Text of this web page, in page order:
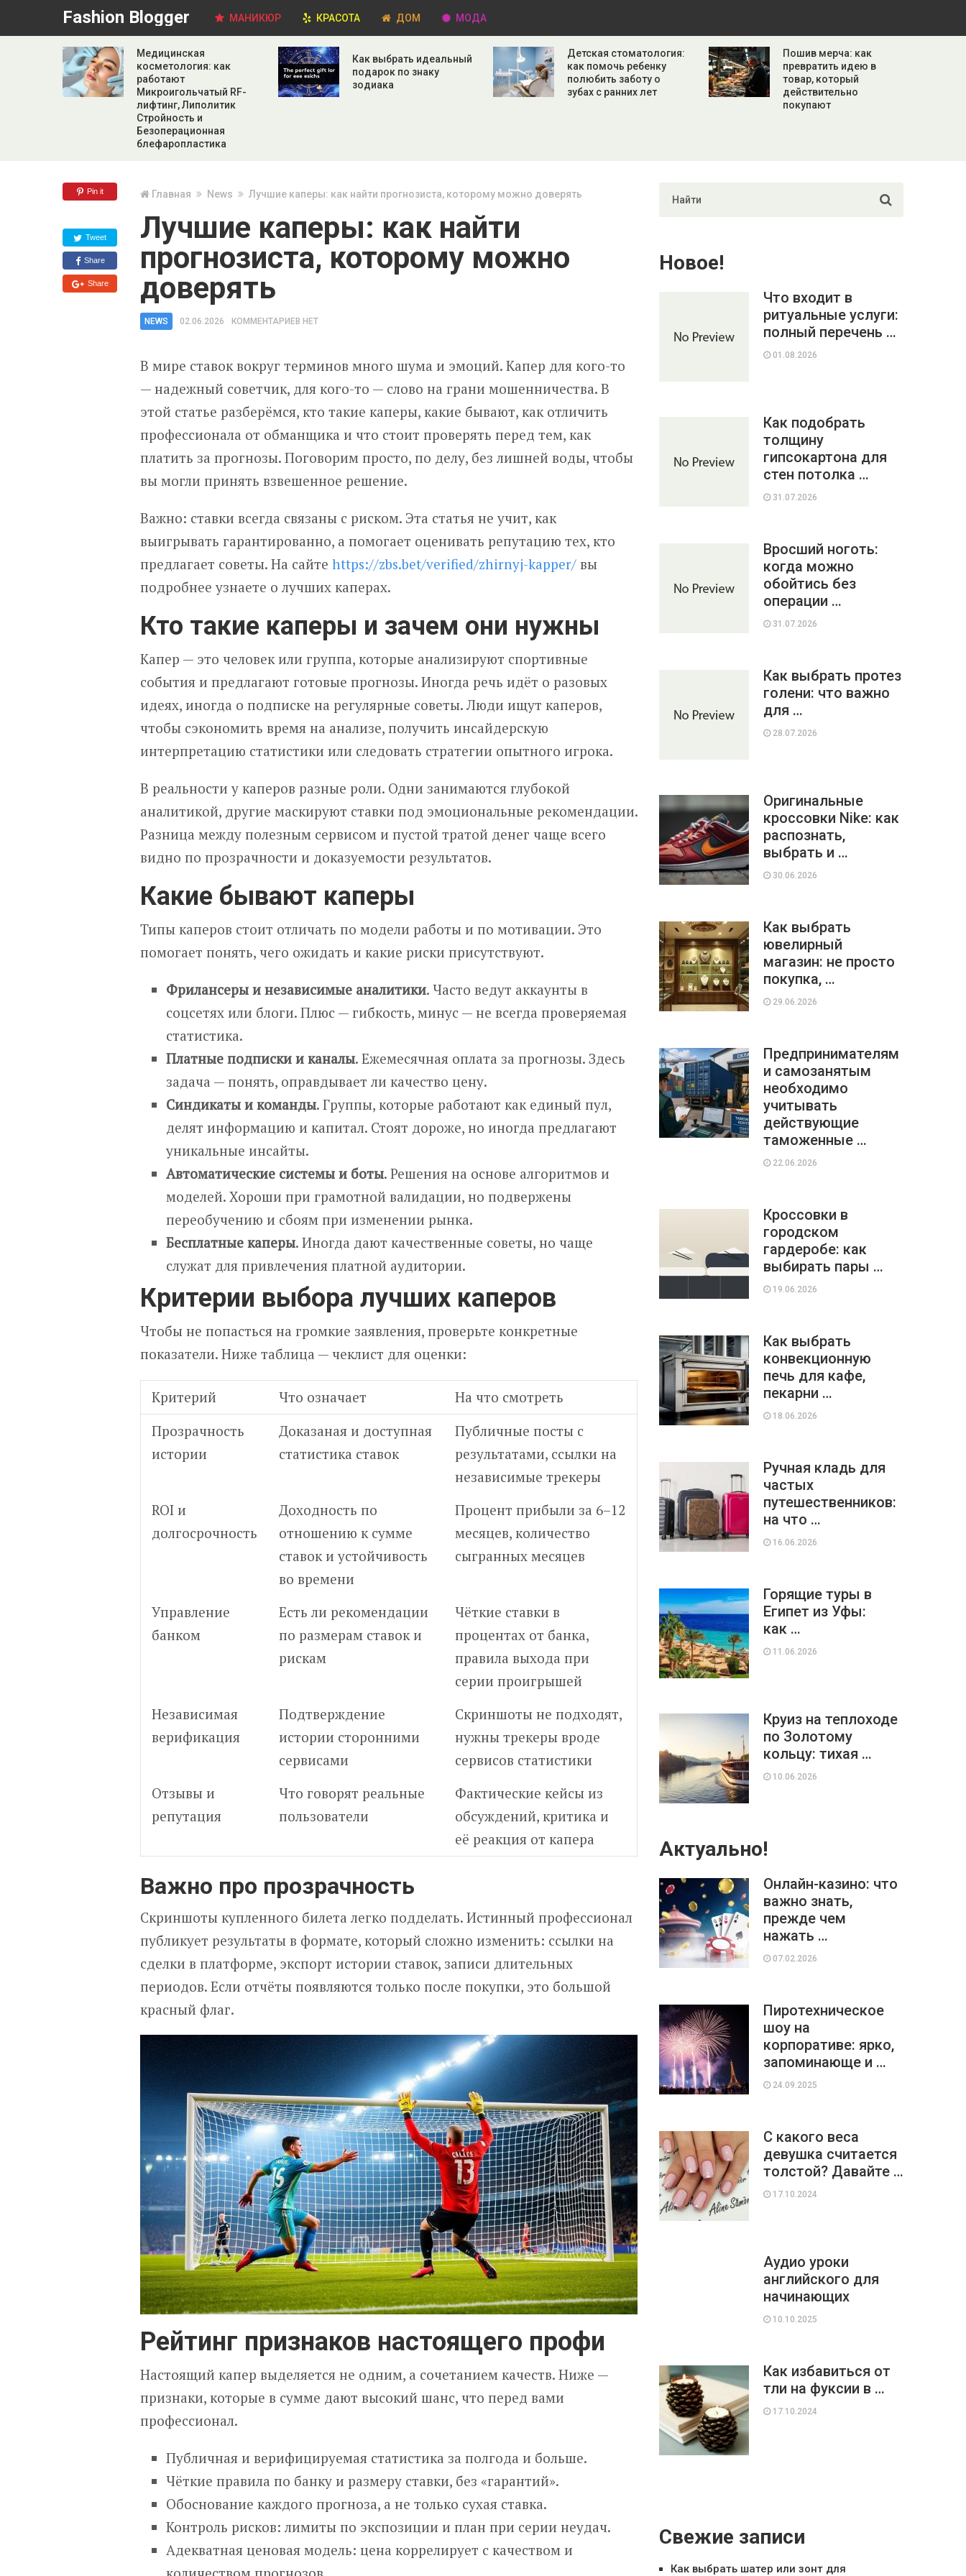
Fashion Blogger МАНИКЮР КРАСОТА ДОМ МОДА
Медицинская
косметология: как
работают
Микроигольчатый RF-
лифтинг, Липолитик
Стройность и
Безоперационная
блефаропластика
Как выбрать идеальный
подарок по знаку
зодиака
Детская стоматология:
как помочь ребенку
полюбить заботу о
зубах с ранних лет
Пошив мерча: как
превратить идею в
товар, который
действительно
покупают
Pin it
Tweet
Share
Share
Главная News Лучшие каперы: как найти прогнозиста, которому можно доверять
Лучшие каперы: как найти
прогнозиста, которому можно
доверять
NEWS 02.06.2026 КОММЕНТАРИЕВ НЕТ
В мире ставок вокруг терминов много шума и эмоций. Капер для кого-то
— надежный советчик, для кого-то — слово на грани мошенничества. В
этой статье разберёмся, кто такие каперы, какие бывают, как отличить
профессионала от обманщика и что стоит проверять перед тем, как
платить за прогнозы. Поговорим просто, по делу, без лишней воды, чтобы
вы могли принять взвешенное решение.
Важно: ставки всегда связаны с риском. Эта статья не учит, как
выигрывать гарантированно, а помогает оценивать репутацию тех, кто
предлагает советы. На сайте https://zbs.bet/verified/zhirnyj-kapper/ вы
подробнее узнаете о лучших каперах.
Кто такие каперы и зачем они нужны
Капер — это человек или группа, которые анализируют спортивные
события и предлагают готовые прогнозы. Иногда речь идёт о разовых
идеях, иногда о подписке на регулярные советы. Люди ищут каперов,
чтобы сэкономить время на анализе, получить инсайдерскую
интерпретацию статистики или следовать стратегии опытного игрока.
В реальности у каперов разные роли. Одни занимаются глубокой
аналитикой, другие маскируют ставки под эмоциональные рекомендации.
Разница между полезным сервисом и пустой тратой денег чаще всего
видно по прозрачности и доказуемости результатов.
Какие бывают каперы
Типы каперов стоит отличать по модели работы и по мотивации. Это
помогает понять, чего ожидать и какие риски присутствуют.
Фрилансеры и независимые аналитики. Часто ведут аккаунты в
соцсетях или блоги. Плюс — гибкость, минус — не всегда проверяемая
статистика.
Платные подписки и каналы. Ежемесячная оплата за прогнозы. Здесь
задача — понять, оправдывает ли качество цену.
Синдикаты и команды. Группы, которые работают как единый пул,
делят информацию и капитал. Стоят дороже, но иногда предлагают
уникальные инсайты.
Автоматические системы и боты. Решения на основе алгоритмов и
моделей. Хороши при грамотной валидации, но подвержены
переобучению и сбоям при изменении рынка.
Бесплатные каперы. Иногда дают качественные советы, но чаще
служат для привлечения платной аудитории.
Критерии выбора лучших каперов
Чтобы не попасться на громкие заявления, проверьте конкретные
показатели. Ниже таблица — чеклист для оценки:
Критерий Что означает
На что смотреть
Прозрачность
истории
Доказаная и доступная
статистика ставок
Публичные посты с
результатами, ссылки на
независимые трекеры
ROI и
долгосрочность
Доходность по
отношению к сумме
ставок и устойчивость
во времени
Процент прибыли за 6–12
месяцев, количество
сыгранных месяцев
Управление
банком
Есть ли рекомендации
по размерам ставок и
рискам
Чёткие ставки в
процентах от банка,
правила выхода при
серии проигрышей
Независимая
верификация
Подтверждение
истории сторонними
сервисами
Скриншоты не подходят,
нужны трекеры вроде
сервисов статистики
Отзывы и
репутация
Что говорят реальные
пользователи
Фактические кейсы из
обсуждений, критика и
её реакция от капера
Важно про прозрачность
Скриншоты купленного билета легко подделать. Истинный профессионал
публикует результаты в формате, который сложно изменить: ссылки на
сделки в платформе, экспорт истории ставок, записи длительных
периодов. Если отчёты появляются только после покупки, это большой
красный флаг.
Рейтинг признаков настоящего профи
Настоящий капер выделяется не одним, а сочетанием качеств. Ниже —
признаки, которые в сумме дают высокий шанс, что перед вами
профессионал.
Публичная и верифицируемая статистика за полгода и больше.
Чёткие правила по банку и размеру ставки, без «гарантий».
Обоснование каждого прогноза, а не только сухая ставка.
Контроль рисков: лимиты по экспозиции и план при серии неудач.
Адекватная ценовая модель: цена коррелирует с качеством и
Новое!
Что входит в
ритуальные услуги:
полный перечень …
01.08.2026
Как подобрать
толщину
гипсокартона для
стен потолка …
31.07.2026
Вросший ноготь:
когда можно
обойтись без
операции …
31.07.2026
Как выбрать протез
голени: что важно
для …
28.07.2026
Оригинальные
кроссовки Nike: как
распознать,
выбрать и …
30.06.2026
Как выбрать
ювелирный
магазин: не просто
покупка, …
29.06.2026
Предпринимателям
и самозанятым
необходимо
учитывать
действующие
таможенные …
22.06.2026
Кроссовки в
городском
гардеробе: как
выбирать пары …
19.06.2026
Как выбрать
конвекционную
печь для кафе,
пекарни …
18.06.2026
Ручная кладь для
частых
путешественников:
на что …
16.06.2026
Горящие туры в
Египет из Уфы:
как …
11.06.2026
Круиз на теплоходе
по Золотому
кольцу: тихая …
10.06.2026
Актуально!
Онлайн-казино: что
важно знать,
прежде чем
нажать …
07.02.2026
Пиротехническое
шоу на
корпоративе: ярко,
запоминающе и …
24.09.2025
С какого веса
девушка считается
толстой? Давайте …
17.10.2024
Аудио уроки
английского для
начинающих
10.10.2025
Как избавиться от
тли на фуксии в …
17.10.2024
Свежие записи
Как выбрать шатер или зонт для